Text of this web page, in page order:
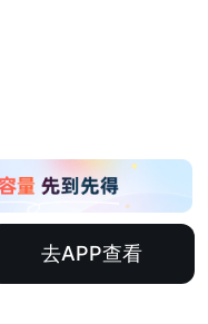
去APP查看